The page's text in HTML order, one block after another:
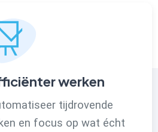
werken
tijdrovende
en focus op wat écht